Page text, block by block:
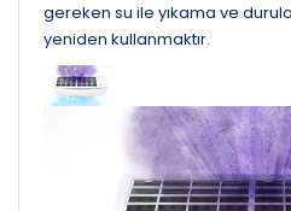
gereken su ile yıkama ve
yeniden kullanmaktır.